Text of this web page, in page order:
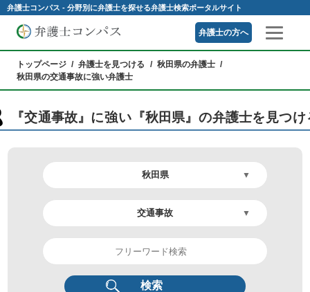
弁護士コンパス - 分野別に弁護士を探せる弁護士検索ポータルサイト
弁護士の方へ
トップページ 弁護士を見つける
秋田県の弁護士
秋田県の交通事故に強い弁護士
『交通事故』に強い『秋田県』の弁護士を見つ
検索